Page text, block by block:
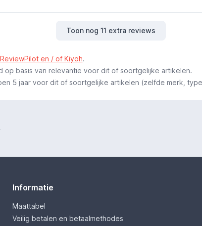
Toon nog 11 extra reviews
ReviewPilot en / of Kiyoh.
basis van relevantie voor dit of soortgelijke artikelen.
5 jaar voor dit of soortgelijke artikelen (zelfde merk,
Informatie
Maattabel
Veilig betalen en betaalmethodes